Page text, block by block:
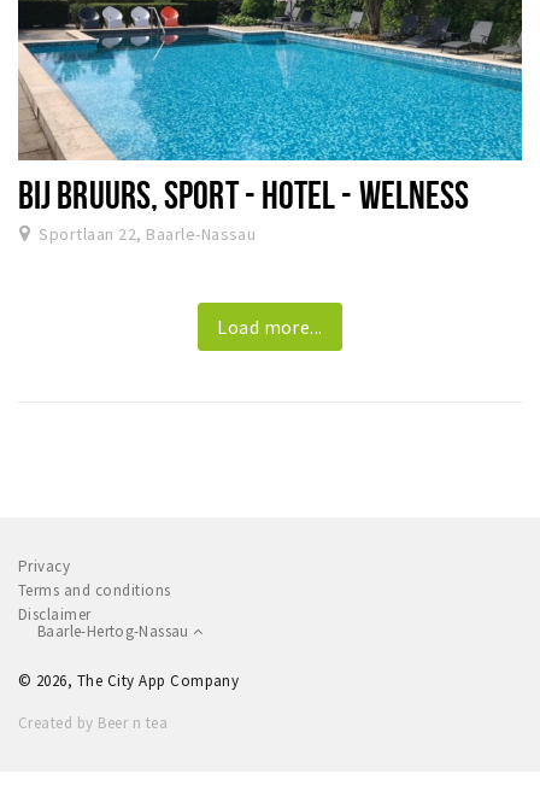
BIJ BRUURS, SPORT - HOTEL - WELNESS
Sportlaan 22, Baarle-Nassau
Load more...
Privacy
Terms and conditions
Disclaimer
Baarle-Hertog-Nassau
© 2026, The City App Company
Created by Beer n tea